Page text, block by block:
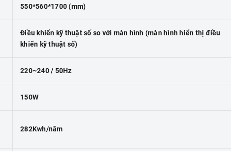
550*560*1700 (mm)
Điều khiển kỹ thuật số so với màn hình (màn hình hiển thị điều
khiển kỹ thuật số)
220~240 / 50Hz
150W
282Kwh/năm